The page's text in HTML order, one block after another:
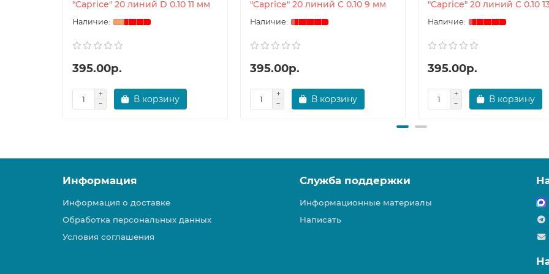
"Caprice" 20 линий D 0.10 11 мм
395.00р.
В корзину
"Caprice" 20 линий C 0.10 9 мм
395.00р.
В корзину
"Caprice" 20 линий C 0.10
395.00р.
В корзину
Информация
Информация о доставке
Обработка персональных данных
Условия соглашения
Служба поддержки
Информационные материалы
Написать